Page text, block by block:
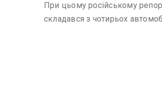
При цьому російському
складався з чотирьох